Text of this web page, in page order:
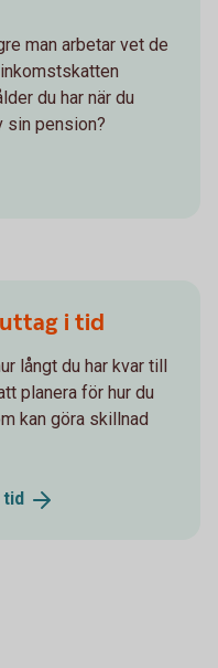
man arbetar vet de
du har när du
sin pension?
i tid
långt du har kvar till
planera för hur du
kan göra skillnad
tid